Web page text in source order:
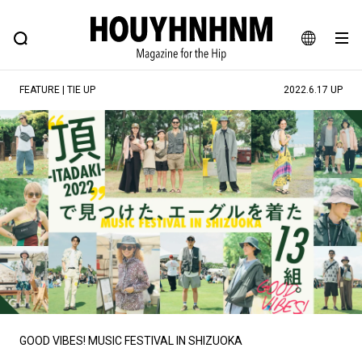
JA
EN
FEATURE BLOG SNAP
ヒップなファッション、カルチャー、ライフスタイルWEBマガジン
#注目のタグ
#SHOPPING ADDICT #憧れの逸品
#ESSENTIAL DESIGNS #古着サミット
#NEW VINTAGE #マイナーグッド図鑑
#路地裏てぃーん。 #MONTHLY JOURNAL
#GH 銘品の所以 #フイナムのYouTube
#Commune H #FOCUS IT #AH.H
#ととけん #FASHION #MUSIC
FEATURE | TIE UP 2022.6.17 UP
GOOD VIBES! MUSIC FESTIVAL IN SHIZUOKA